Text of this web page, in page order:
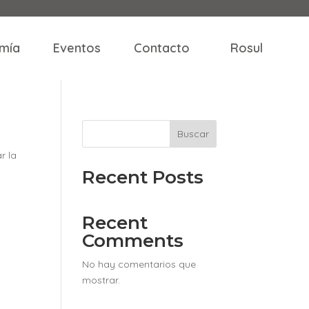
Eventos Contacto Rosul
la
Buscar
Recent Posts
Recent
Comments
No hay comentarios que
mostrar.